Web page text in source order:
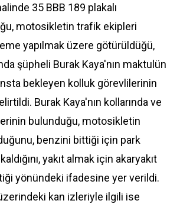
35 BBB 189 plakalı
motosikletin trafik ekipleri
yapılmak üzere götürüldüğü,
şüpheli Burak Kaya'nın maktulün
bekleyen kolluk görevlilerinin
Burak Kaya'nın kollarında ve
bulunduğu, motosikletin
benzini bittiği için park
yakıt almak için akaryakıt
yönündeki ifadesine yer verildi.
kan izleriyle ilgili ise